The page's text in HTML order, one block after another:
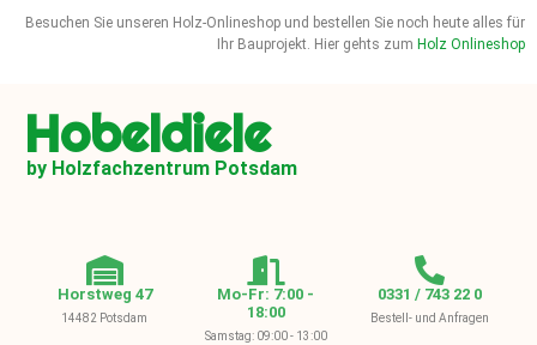
Besuchen Sie unseren Holz-Onlineshop und bestellen Sie noch heute alles für
Ihr Bauprojekt. Hier gehts zum Holz Onlineshop
Hobeldiele
by Holzfachzentrum Potsdam
Horstweg 47
14482 Potsdam
Mo-Fr: 7:00 -
18:00
Samstag: 09:00 - 13:00
0331 / 743 22 0
Bestell- und Anfragen